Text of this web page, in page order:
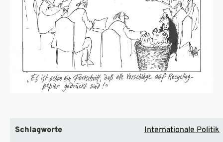
Schlagworte
Internationale Politik